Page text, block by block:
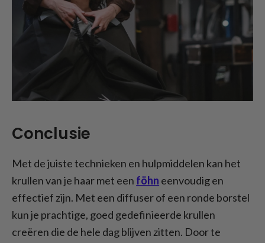
Conclusie
Met de juiste technieken en hulpmiddelen kan het
krullen van je haar met een föhn eenvoudig en
effectief zijn. Met een diffuser of een ronde borstel
kun je prachtige, goed gedefinieerde krullen
creëren die de hele dag blijven zitten. Door te